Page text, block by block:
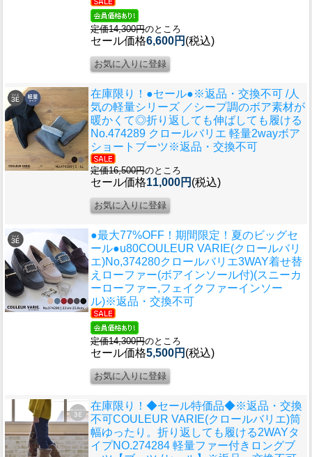
定価14,300円のところ
セール価格6,600円 (税込)
在庫限り！●セール●※返品・交換不可 /人
気の軽量シリーズ ／シープ調のボア素材が
暖かくて◎折り返しても伸ばしても履ける
No.474289 クロールバリエ 軽量2wayボア
ショートブーツ※返品・交換不可
定価16,500円のところ
セール価格11,000円 (税込)
●最大77%OFF！期間限定！夏のビッグセ
ール●u80COULEUR VARIE(クロールバリ
エ)No,374280クロールバリエ3WAY着せ替
えローファー(ボアインソール付)(スニーカ
ーローファー,フェイクファーインソー
ル)※返品・交換不可
定価14,300円のところ
セール価格5,500円 (税込)
在庫限り！◆セール特価品◆※返品・交換
不可COULEUR VARIE(クロールバリエ)筒
幅ゆったり。折り返しても履ける2WAYタ
イプNO.274284 軽量ファー付きロングブ